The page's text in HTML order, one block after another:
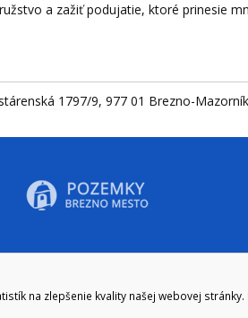
na zlepšenie kvality našej webovej
a zažiť podujatie, ktoré prinesie
1797/9, 977 01 Brezno-